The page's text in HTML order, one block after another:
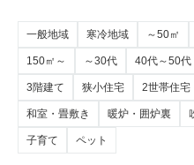
一般地域 寒冷地域 ～50㎡
150㎡～ ～30代 40代～50代
3階建て 狭小住宅 2世帯住宅
和室・畳敷き 暖炉・囲炉裏
子育て ペット